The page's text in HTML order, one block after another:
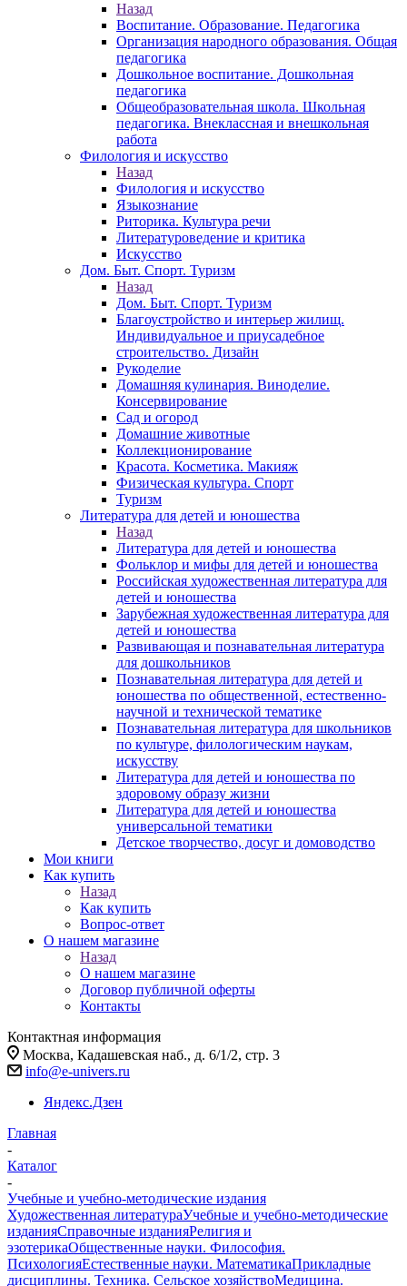
Назад
Воспитание. Образование. Педагогика
Организация народного образования. Общая
педагогика
Дошкольное воспитание. Дошкольная
педагогика
Общеобразовательная школа. Школьная
педагогика. Внеклассная и внешкольная
работа
Филология и искусство
Назад
Филология и искусство
Языкознание
Риторика. Культура речи
Литературоведение и критика
Искусство
Дом. Быт. Спорт. Туризм
Назад
Дом. Быт. Спорт. Туризм
Благоустройство и интерьер жилищ.
Индивидуальное и приусадебное
строительство. Дизайн
Рукоделие
Домашняя кулинария. Виноделие.
Консервирование
Сад и огород
Домашние животные
Коллекционирование
Красота. Косметика. Макияж
Физическая культура. Спорт
Туризм
Литература для детей и юношества
Назад
Литература для детей и юношества
Фольклор и мифы для детей и юношества
Российская художественная литература для
детей и юношества
Зарубежная художественная литература для
детей и юношества
Развивающая и познавательная литература
для дошкольников
Познавательная литература для детей и
юношества по общественной, естественно-
научной и технической тематике
Познавательная литература для школьников
по культуре, филологическим наукам,
искусству
Литература для детей и юношества по
здоровому образу жизни
Литература для детей и юношества
универсальной тематики
Детское творчество, досуг и домоводство
Мои книги
Как купить
Назад
Как купить
Вопрос-ответ
О нашем магазине
Назад
О нашем магазине
Договор публичной оферты
Контакты
Контактная информация
Москва, Кадашевская наб., д. 6/1/2, стр. 3
info@e-univers.ru
Яндекс.Дзен
Главная
-
Каталог
-
Учебные и учебно-методические издания
Художественная литератураУчебные и учебно-методические
изданияСправочные изданияРелигия и
эзотерикаОбщественные науки. Философия.
ПсихологияЕстественные науки. МатематикаПрикладные
дисциплины. Техника. Сельское хозяйствоМедицина.